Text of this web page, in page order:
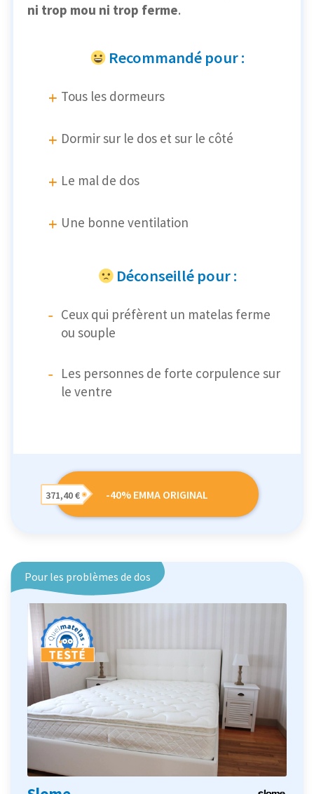
ni trop mou ni trop ferme.
Recommandé pour :
Tous les dormeurs
Dormir sur le dos et sur le côté
Le mal de dos
Une bonne ventilation
Déconseillé pour :
Ceux qui préfèrent un matelas ferme
ou souple
Les personnes de forte corpulence sur
le ventre
-40% EMMA ORIGINAL
371,40 €
Pour les problèmes de dos